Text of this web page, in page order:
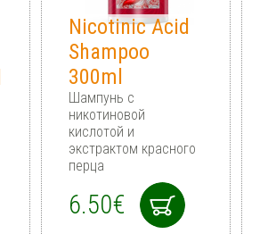
Nicotinic Acid
Shampoo
300ml
Шампунь с
никотиновой
кислотой и
экстрактом красного
перца
6.50€